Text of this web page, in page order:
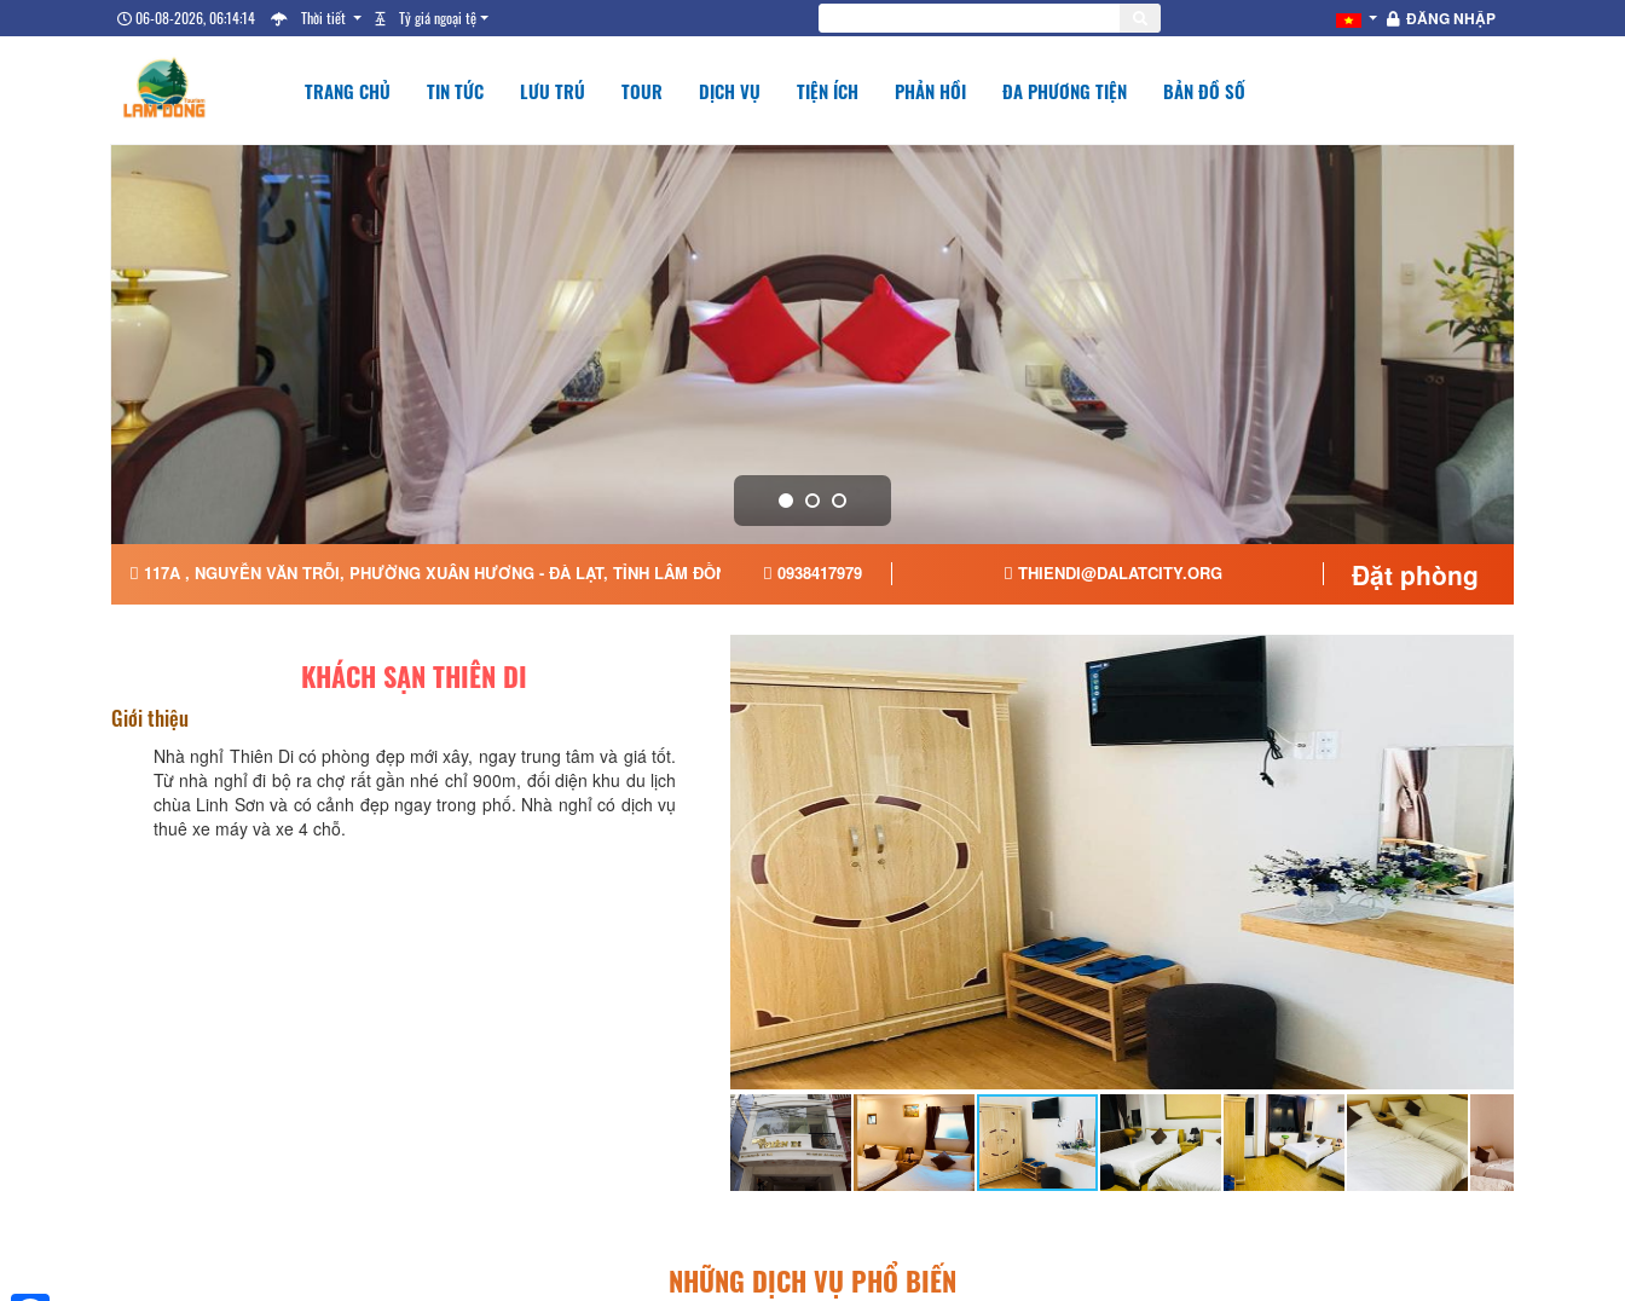
06-08-2026, 06:14:16 Thời tiết Tỷ giá ngoại tệ ĐĂNG NHẬP
TRANG CHỦ TIN TỨC LƯU TRÚ TOUR DỊCH VỤ TIỆN ÍCH PHẢN HỒI ĐA PHƯƠNG TIỆN BẢN ĐỒ SỐ
117A , NGUYỄN VĂN TRỖI, PHƯỜNG XUÂN HƯƠNG - ĐÀ LẠT, TỈNH LÂM ĐỒNG 0938417979 THIENDI@DALATCITY.ORG Đặt phòng
KHÁCH SẠN THIÊN DI
Giới thiệu
Nhà nghỉ Thiên Di có phòng đẹp mới xây, ngay trung tâm và giá tốt.
Từ nhà nghỉ đi bộ ra chợ rất gần nhé chỉ 900m, đối diện khu du lịch
chùa Linh Sơn và có cảnh đẹp ngay trong phố. Nhà nghỉ có dịch vụ
thuê xe máy và xe 4 chỗ.
NHỮNG DỊCH VỤ PHỔ BIẾN